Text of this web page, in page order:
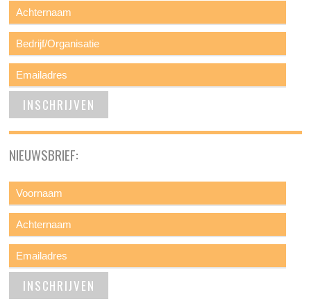
NIEUWSBRIEF: